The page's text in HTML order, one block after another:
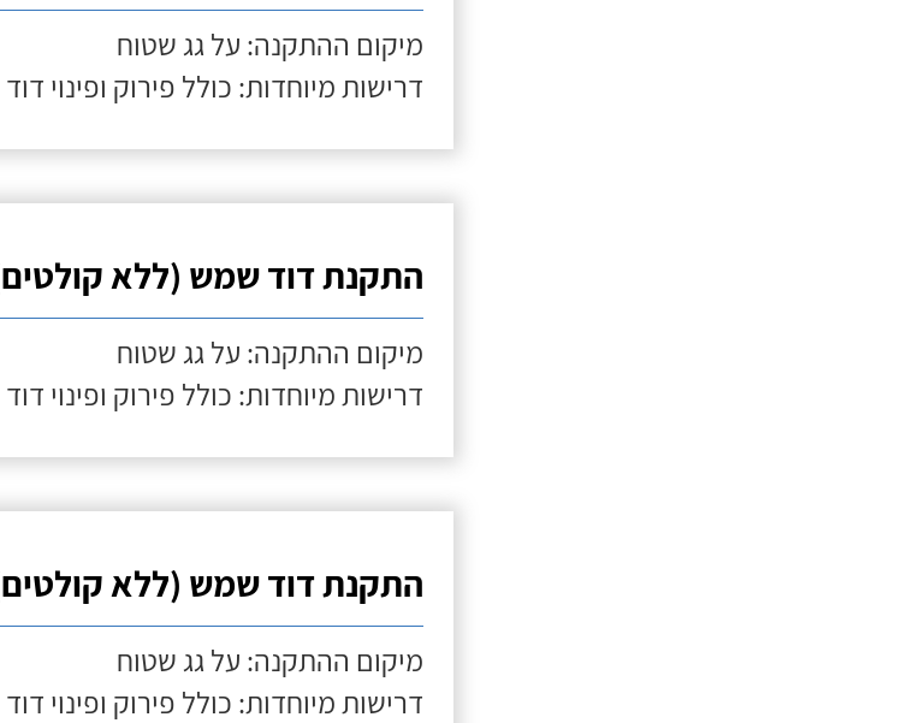
מיקום ההתקנה: על גג שטוח
דרישות מיוחדות: כולל פירוק ופינוי דוד
התקנת דוד שמש (ללא קולטים), 150
מיקום ההתקנה: על גג שטוח
דרישות מיוחדות: כולל פירוק ופינוי דוד
התקנת דוד שמש (ללא קולטים), 80
מיקום ההתקנה: על גג שטוח
דרישות מיוחדות: כולל פירוק ופינוי דוד